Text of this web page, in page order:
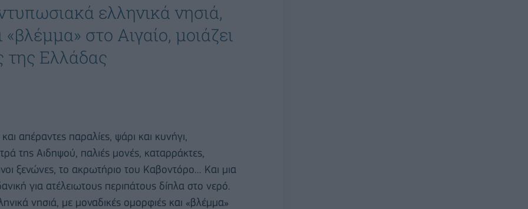
ελληνικά νησιά,
στο Αιγαίο, μοιάζει
της Ελλάδας
απέραντες παραλίες, ψάρι και κυνήγι,
της Αιδηψού, παλιές μονές, καταρράκτες,
ξενώνες, το ακρωτήριο του Καβοντόρο... Και μια
για ατέλειωτους περιπάτους δίπλα στο νερό.
νησιά, με μοναδικές ομορφιές και «βλέμμα»